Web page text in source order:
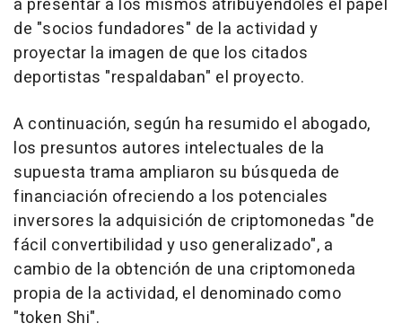
a presentar a los mismos atribuyéndoles el papel
de "socios fundadores" de la actividad y
proyectar la imagen de que los citados
deportistas "respaldaban" el proyecto.
A continuación, según ha resumido el abogado,
los presuntos autores intelectuales de la
supuesta trama ampliaron su búsqueda de
financiación ofreciendo a los potenciales
inversores la adquisición de criptomonedas "de
fácil convertibilidad y uso generalizado", a
cambio de la obtención de una criptomoneda
propia de la actividad, el denominado como
"token Shi".